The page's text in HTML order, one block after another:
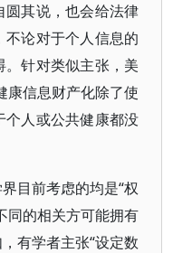
其说，也会给法律
论对于个人信息的
针对类似主张，美
康信息财产化除了使
人或公共健康都没
目前考虑的均是“权
同的相关方可能拥有
有学者主张“设定数